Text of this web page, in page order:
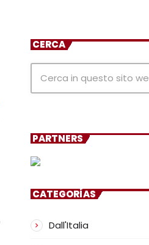
CERCA
PARTNERS
CATEGORÍAS
Dall'Italia